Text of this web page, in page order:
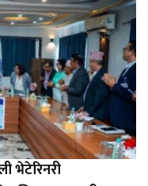
भेटेरिनरी